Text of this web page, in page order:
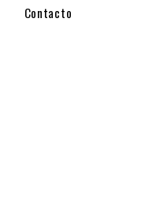
Contacto